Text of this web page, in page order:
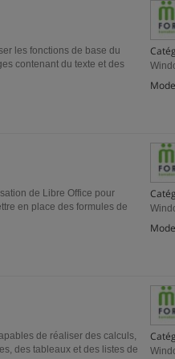
les fonctions de base du
contenant du texte et des
de Libre Office pour
en place des formules de
de réaliser des calculs,
des tableaux et des listes de